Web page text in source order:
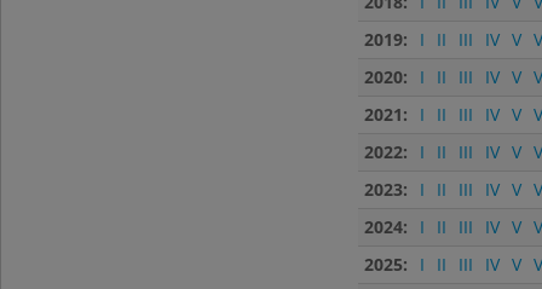
2019:
I II III IV V
2020:
I II III IV V
2021:
I II III IV V
2022:
I II III IV V
2023:
I II III IV V
2024:
I II III IV V
2025:
I II III IV V